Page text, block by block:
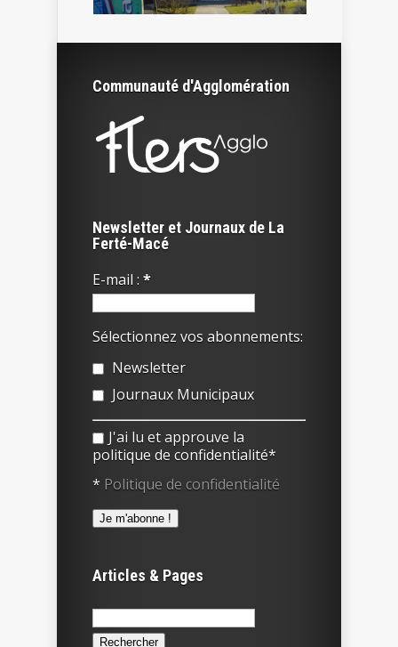
Communauté d'Agglomération
Newsletter et Journaux de La
Ferté-Macé
E-mail : *
Sélectionnez vos abonnements:
Newsletter
Journaux Municipaux
J'ai lu et approuve la
politique de confidentialité*
* Politique de confidentialité
Articles & Pages
Rechercher :